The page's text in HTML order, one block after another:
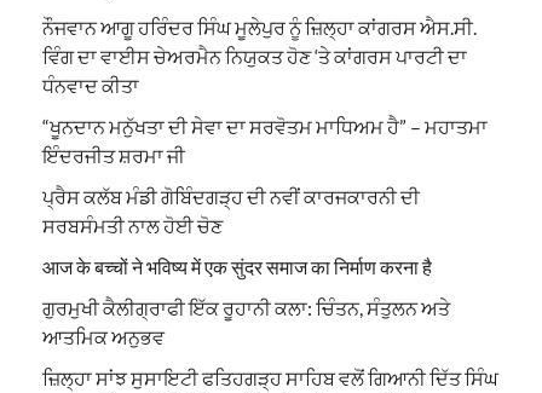
ਨੌਜਵਾਨ ਆਗੂ ਹਰਿੰਦਰ ਸਿੰਘ ਮੂਲੇਪੁਰ ਨੂੰ ਜ਼ਿਲ੍ਹਾ ਕਾਂਗਰਸ ਐਸ.ਸੀ.
ਵਿੰਗ ਦਾ ਵਾਈਸ ਚੇਅਰਮੈਨ ਨਿਯੁਕਤ ਹੋਣ ‘ਤੇ ਕਾਂਗਰਸ ਪਾਰਟੀ ਦਾ
ਧੰਨਵਾਦ ਕੀਤਾ
“ਖੂਨਦਾਨ ਮਨੁੱਖਤਾ ਦੀ ਸੇਵਾ ਦਾ ਸਰਵੋਤਮ ਮਾਧਿਅਮ ਹੈ” – ਮਹਾਤਮਾ
ਇੰਦਰਜੀਤ ਸ਼ਰਮਾ ਜੀ
ਪ੍ਰੈਸ ਕਲੱਬ ਮੰਡੀ ਗੋਬਿੰਦਗੜ੍ਹ ਦੀ ਨਵੀਂ ਕਾਰਜਕਾਰਨੀ ਦੀ
ਸਰਬਸੰਮਤੀ ਨਾਲ ਹੋਈ ਚੋਣ
आज के बच्चों ने भविष्य में एक सुंदर समाज का निर्माण करना है
ਗੁਰਮੁਖੀ ਕੈਲੀਗ੍ਰਾਫੀ ਇੱਕ ਰੂਹਾਨੀ ਕਲਾ: ਚਿੰਤਨ, ਸੰਤੁਲਨ ਅਤੇ
ਆਤਮਿਕ ਅਨੁਭਵ
ਜ਼ਿਲ੍ਹਾ ਸਾਂਝ ਸੁਸਾਇਟੀ ਫਤਿਹਗੜ੍ਹ ਸਾਹਿਬ ਵਲੋਂ ਗਿਆਨੀ ਦਿੱਤ ਸਿੰਘ